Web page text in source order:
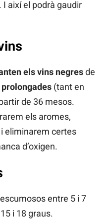
I així el podrà gaudir
els vins negresde
(tant en
de 36 mesos.
els aromes,
eliminarem certes
d’oxigen.
entre 5 i 7
i 18 graus.